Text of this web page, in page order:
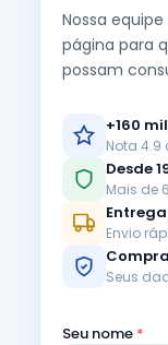
Nossa
página para
possam
+160
Nota 4.9
Desde
Mais de
Envio
Seus
Seu nome *